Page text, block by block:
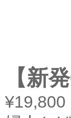
【新
¥19,800